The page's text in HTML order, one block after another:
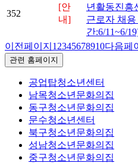
352
[안
내]
년활동진흥
근로자 채용
간:6/11~6/
이전페이지 1 2345678910다음페
관련 홈페이지
공업탑청소년센터
남목청소년문화의집
동구청소년문화의집
문수청소년센터
북구청소년문화의집
성남청소년문화의집
중구청소년문화의집